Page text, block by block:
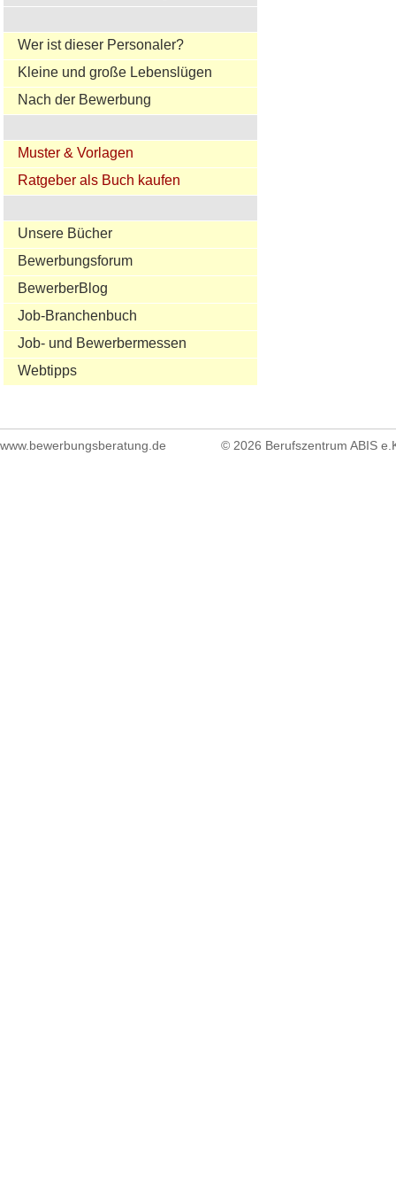
Wer ist dieser Personaler?
Kleine und große Lebenslügen
Nach der Bewerbung
Muster & Vorlagen
Ratgeber als Buch kaufen
Unsere Bücher
Bewerbungsforum
BewerberBlog
Job-Branchenbuch
Job- und Bewerbermessen
Webtipps
www.bewerbungsberatung.de © 2026 Berufszentrum ABIS